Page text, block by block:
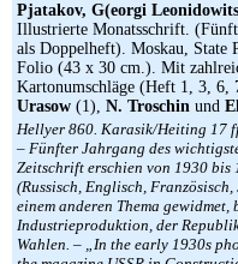
Pjatakov, G(eorgi
Illustrierte Monatsschrift.
als Doppelheft). Moskau, State
Folio (43 x 30 cm.). Mit
Kartonumschläge (Heft 1, 3, 6,
Urasow (1), N. Troschin und
Hellyer 860. Karasik/Heiting 17
– Fünfter Jahrgang des
Zeitschrift erschien von 1930
(Russisch, Englisch,
einem anderen Thema
Industrieproduktion, der
Wahlen. – „In the early 1930s